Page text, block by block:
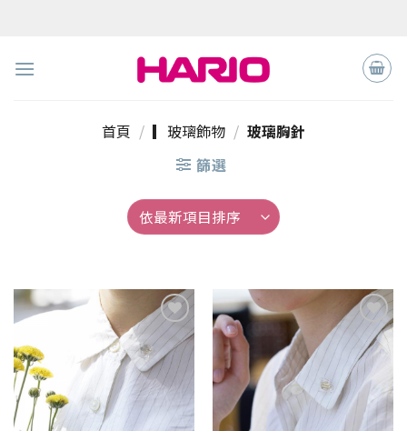
首頁 / ▎玻璃飾物 / 玻璃胸針
篩選
加入
「願
望清
單」
加入
「願
望清
單」